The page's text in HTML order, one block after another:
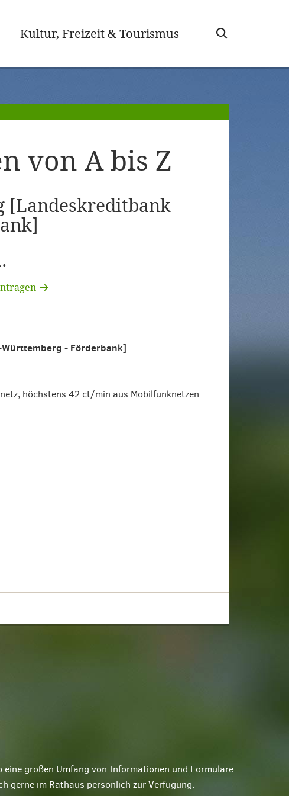
Kultur, Freizeit & Tourismus
von A bis Z
[Landeskreditbank
- Förderbank]
höchstens 42 ct/min aus Mobilfunknetzen
großen Umfang von Informationen und Formulare
gerne im Rathaus persönlich zur Verfügung.